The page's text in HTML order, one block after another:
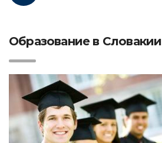
Образование в Словакии